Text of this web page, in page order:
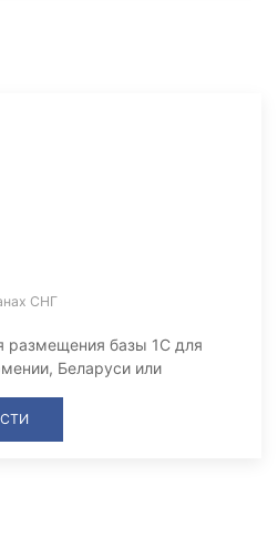
СНГ
размещения базы 1С для
Беларуси или